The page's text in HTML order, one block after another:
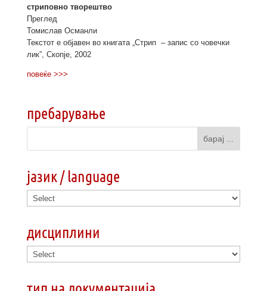
стриповно творештво
Преглед
Томислав Османли
Текстот е објавен во книгата „Стрип – запис со човечки
лик”, Скопје, 2002
повеќе >>>
пребарување
јазик / language
дисциплини